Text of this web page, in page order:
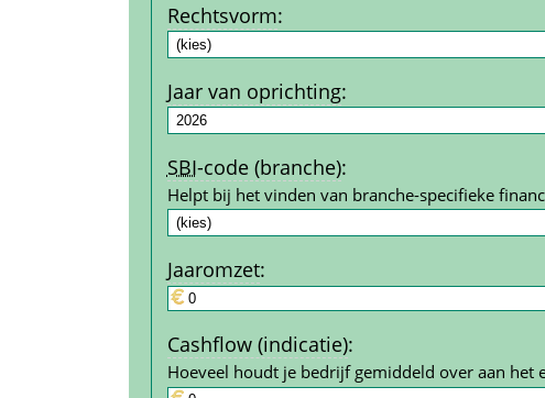
Rechtsvorm:
Jaar van oprichting:
SBI-code (branche):
Helpt bij het vinden van branche-specifieke
Jaar­omzet:
Cashflow (indicatie):
Hoeveel houdt je bedrijf gemiddeld over aan het